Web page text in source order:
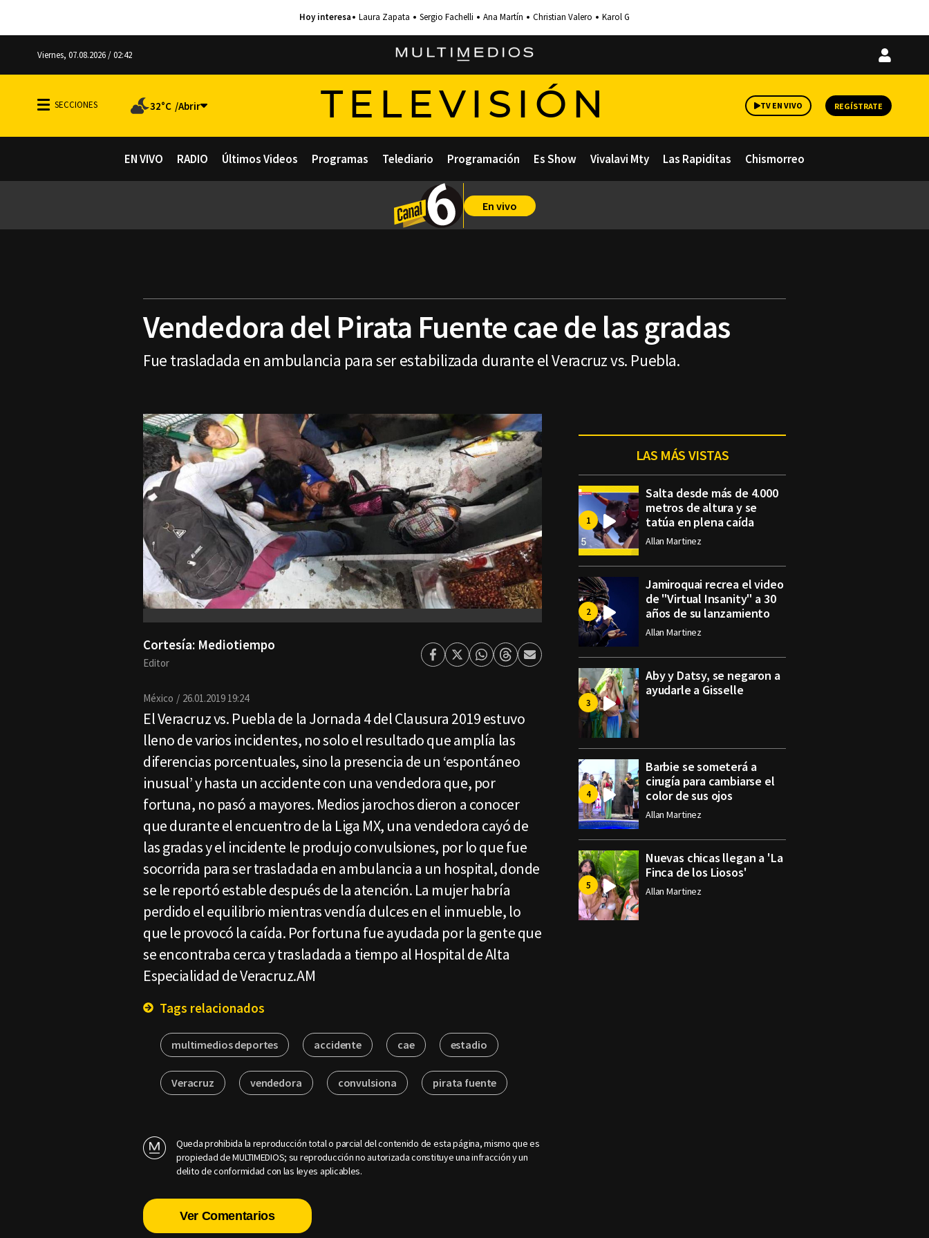
Laura Zapata Sergio Fachelli Ana Martín Christian Valero Karol G
Viernes, 07.08.2026 / 02:42
Iniciar
32°C TELEVISIÓN TV EN VIVO REGÍSTRATE
EN VIVO RADIO Últimos Videos Programas Telediario Programación Es Show Vivalavi Mty Las Rapiditas Chismorreo
En vivo
Vendedora del Pirata Fuente cae de las gradas
Fue trasladada en ambulancia para ser estabilizada durante el Veracruz vs. Puebla.
Cortesía: Mediotiempo
Editor Facebook
TwitterWhatsapp
ThreadsEnviar
México 26.01.2019 19:24
El Veracruz vs. Puebla de la Jornada 4 del Clausura 2019 estuvo
lleno de varios incidentes, no solo el resultado que amplía las
diferencias porcentuales, sino la presencia de un ‘espontáneo
inusual’ y hasta un accidente con una vendedora que, por
fortuna, no pasó a mayores. Medios jarochos dieron a conocer
que durante el encuentro de la Liga MX, una vendedora cayó de
las gradas y el incidente le produjo convulsiones, por lo que fue
socorrida para ser trasladada en ambulancia a un hospital, donde
se le reportó estable después de la atención. La mujer habría
perdido el equilibrio mientras vendía dulces en el inmueble, lo
que le provocó la caída. Por fortuna fue ayudada por la gente que
se encontraba cerca y trasladada a tiempo al Hospital de Alta
Especialidad de Veracruz.AM
Tags relacionados
multimedios deportes accidente cae estadio
Veracruz vendedora convulsiona pirata fuente
Queda prohibida la reproducción total o parcial del contenido de esta página, mismo que es
propiedad de MULTIMEDIOS; su reproducción no autorizada constituye una infracción y un
delito de conformidad con las leyes aplicables.
Ver Comentarios
LAS MÁS VISTAS
Salta desde más de 4.000
metros de altura y se
tatúa en plena caída
Allan Martinez
Jamiroquai recrea el video
de "Virtual Insanity" a 30
años de su lanzamiento
Allan Martinez
Aby y Datsy, se negaron a
ayudarle a Gisselle
Barbie se someterá a
cirugía para cambiarse el
color de sus ojos
Allan Martinez
Nuevas chicas llegan a 'La
Finca de los Liosos'
Allan Martinez